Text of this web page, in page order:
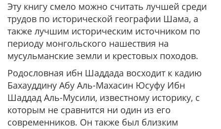
Эту книгу смело можно считать лучшей среди
трудов по исторической географии Шама, а
также лучшим историческим источником по
периоду монгольского нашествия на
мусульманские земли и крестовых походов.
Родословная ибн Шаддада восходит к кадию
Бахауддину Абу Аль-Махасин Юсуфу Ибн
Шаддад Аль-Мусили, известному историку, с
которым не сравнится ни один из его
современников. Он также был близким